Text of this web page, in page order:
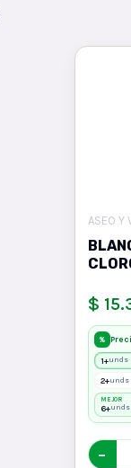
ASEO Y
$
%
1+unds
2+unds
MEJOR
6+unds
−